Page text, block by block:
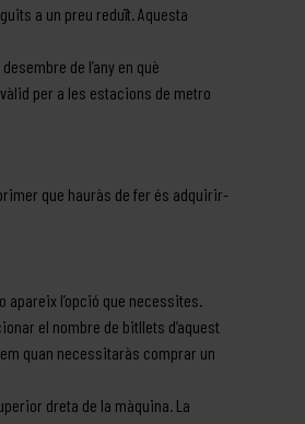
a un preu reduït. Aquesta
de l’any en què
per a les estacions de metro
que hauràs de fer és adquirir-
apareix l’opció que necessites.
el nombre de bitllets d’aquest
quan necessitaràs comprar un
dreta de la màquina. La